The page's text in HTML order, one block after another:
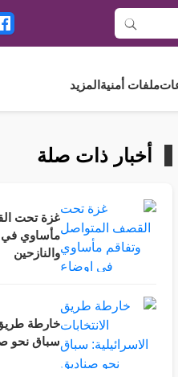
ملفات أمنية المزيد
أخبار ذات صلة
غزة تحت
مأساوي في
والنازحين
خارطة طريق
سباق نحو